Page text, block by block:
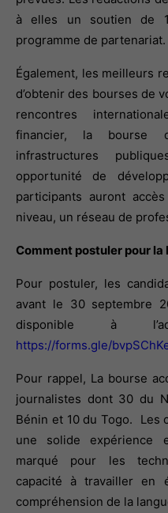
à elles un soutien de
programme de partenariat.
Également, les meilleurs
d’obtenir des bourses de
rencontres
financier, la bourse
infrastructures
opportunité de
participants auront
niveau, un réseau de
Comment postuler pour la
Pour postuler, les
avant le 30 septembre
disponible à
https://forms.gle/
Pour rappel, La bourse
journalistes dont 30 du
Bénin et 10 du Togo.
une solide expérience
marqué pour les
capacité à travailler en
compréhension de la